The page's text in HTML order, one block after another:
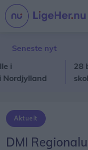
Seneste nyt
28
skole
Aktuelt
DMI